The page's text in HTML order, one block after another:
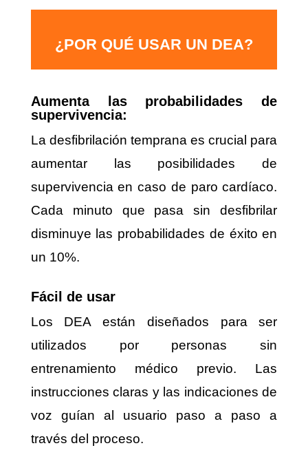
¿POR QUÉ USAR UN DEA?
Aumenta las probabilidades de
supervivencia:
La desfibrilación temprana es crucial para
aumentar las posibilidades de
supervivencia en caso de paro cardíaco.
Cada minuto que pasa sin desfibrilar
disminuye las probabilidades de éxito en
un 10%.
Fácil de usar
Los DEA están diseñados para ser
utilizados por personas sin
entrenamiento médico previo. Las
instrucciones claras y las indicaciones de
voz guían al usuario paso a paso a
través del proceso.